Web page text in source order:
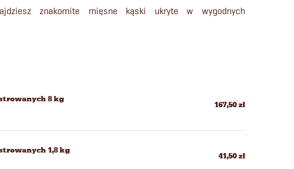
znakomite mięsne kąski ukryte w wygodnych
8 kg
167,50 zł
1,8 kg
41,50 zł